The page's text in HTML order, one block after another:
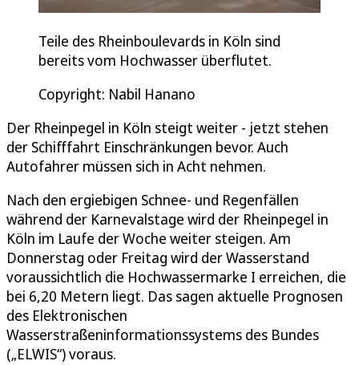
Teile des Rheinboulevards in Köln sind
bereits vom Hochwasser überflutet.
Copyright: Nabil Hanano
Der Rheinpegel in Köln steigt weiter - jetzt stehen
der Schifffahrt Einschränkungen bevor. Auch
Autofahrer müssen sich in Acht nehmen.
Nach den ergiebigen Schnee- und Regenfällen
während der Karnevalstage wird der Rheinpegel in
Köln im Laufe der Woche weiter steigen. Am
Donnerstag oder Freitag wird der Wasserstand
voraussichtlich die Hochwassermarke I erreichen, die
bei 6,20 Metern liegt. Das sagen aktuelle Prognosen
des Elektronischen
Wasserstraßeninformationssystems des Bundes
(„ELWIS“) voraus.